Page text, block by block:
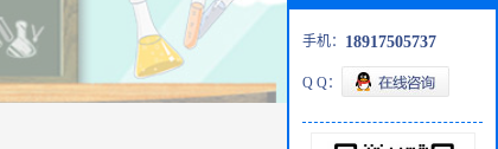
手机： 18917505737
Q Q：